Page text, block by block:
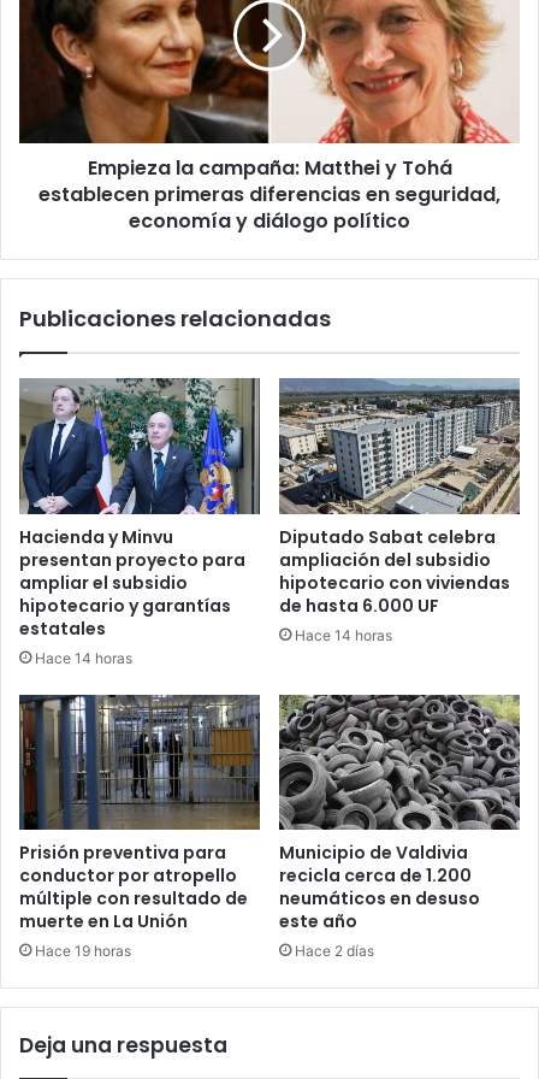
Matthei
Tohá
establecen
primeras
diferencias
seguridad,
diálogo
Empieza la campaña: Matthei y Tohá
establecen primeras diferencias en seguridad,
economía y diálogo político
Publicaciones relacionadas
Hacienda y Minvu
presentan proyecto para
ampliar el subsidio
hipotecario y garantías
estatales
Hace 14 horas
Diputado Sabat celebra
ampliación del subsidio
hipotecario con viviendas
de hasta 6.000 UF
Hace 14 horas
Prisión preventiva para
conductor por atropello
múltiple con resultado de
muerte en La Unión
Hace 19 horas
Municipio de Valdivia
recicla cerca de 1.200
neumáticos en desuso
este año
Hace 2 días
Deja una respuesta